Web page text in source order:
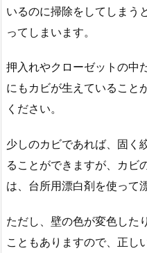
いるのに掃除をしてしまう
ってしまいます。
押入れやクローゼットの中
にもカビが生えていること
ください。
少しのカビであれば、固く
ることができますが、カビ
は、台所用漂白剤を使って
ただし、壁の色が変色した
こともありますので、正し